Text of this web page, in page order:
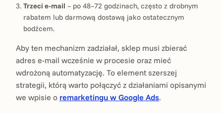
Trzeci e-mail – po 48–72 godzinach, często z drobnym
rabatem lub darmową dostawą jako ostatecznym
bodźcem.
Aby ten mechanizm zadziałał, sklep musi zbierać
adres e-mail wcześnie w procesie oraz mieć
wdrożoną automatyzację. To element szerszej
strategii, którą warto połączyć z działaniami opisanymi
we wpisie o remarketingu w Google Ads.